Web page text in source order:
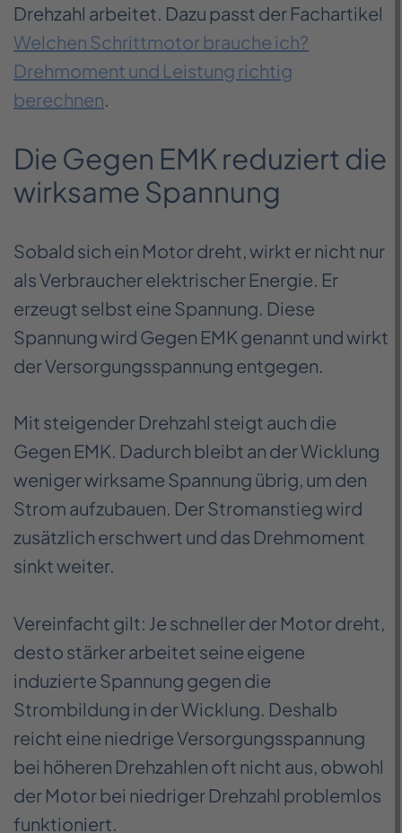
Drehzahl arbeitet. Dazu passt der Fachartikel
Welchen Schrittmotor brauche ich?
Drehmoment und Leistung richtig
berechnen
Die Gegen EMK reduziert die
wirksame Spannung
Sobald sich ein Motor dreht, wirkt er nicht nur
als Verbraucher elektrischer Energie. Er
erzeugt selbst eine Spannung. Diese
Spannung wird Gegen EMK genannt und wirkt
der Versorgungsspannung entgegen.
Mit steigender Drehzahl steigt auch die
Gegen EMK. Dadurch bleibt an der Wicklung
weniger wirksame Spannung übrig, um den
Strom aufzubauen. Der Stromanstieg wird
zusätzlich erschwert und das Drehmoment
sinkt weiter.
Vereinfacht gilt: Je schneller der Motor dreht,
desto stärker arbeitet seine eigene
induzierte Spannung gegen die
Strombildung in der Wicklung. Deshalb
reicht eine niedrige Versorgungsspannung
bei höheren Drehzahlen oft nicht aus, obwohl
der Motor bei niedriger Drehzahl problemlos
funktioniert.